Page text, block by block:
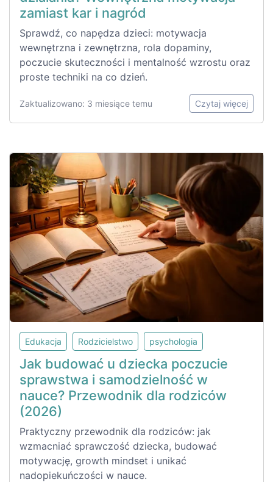
zamiast kar i nagród
Sprawdź, co napędza dzieci: motywacja
wewnętrzna i zewnętrzna, rola dopaminy,
poczucie skuteczności i mentalność wzrostu oraz
proste techniki na co dzień.
Zaktualizowano: 3 miesiące temu Czytaj więcej
Edukacja Rodzicielstwo psychologia
Jak budować u dziecka poczucie
sprawstwa i samodzielność w
nauce? Przewodnik dla rodziców
(2026)
Praktyczny przewodnik dla rodziców: jak
wzmacniać sprawczość dziecka, budować
motywację, growth mindset i unikać
nadopiekuńczości w nauce.